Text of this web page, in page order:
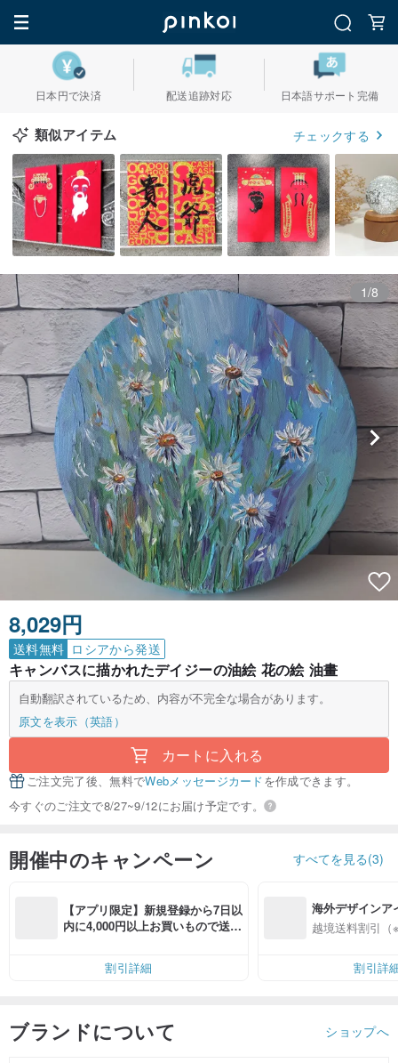
日本円で決済 配送追跡対応 日本語サポート完備
類似アイテム チェックする
1/8
8,029円
送料無料 ロシアから発送
キャンバスに描かれたデイジーの油絵 花の絵 油畫
自動翻訳されているため、内容が不完全な場合があります。
原文を表示（英語）
カートに入れる
ご注文完了後、無料でWebメッセージカードを作成できます。
今すぐのご注文で8/27~9/12にお届け予定です。
開催中のキャンペーン すべてを見る(3)
【アプリ限定】新規登録から7日以
内に4,000円以上お買いもので送料
割引詳細
海外デザインア
入
越境送料割引（
割引詳
ブランドについて ショップへ